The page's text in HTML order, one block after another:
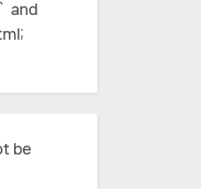
and
be